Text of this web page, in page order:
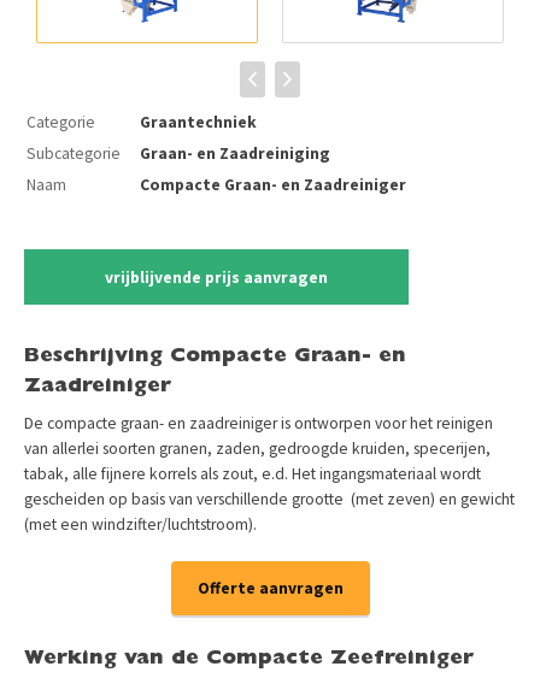
Categorie
Graantechniek
Subcategorie
Graan- en Zaadreiniging
Naam
Compacte Graan- en Zaadreiniger
vrijblijvende prijs aanvragen
Beschrijving Compacte Graan- en
Zaadreiniger
De compacte graan- en zaadreiniger is ontworpen voor het reinigen
van allerlei soorten granen, zaden, gedroogde kruiden, specerijen,
tabak, alle fijnere korrels als zout, e.d. Het ingangsmateriaal wordt
gescheiden op basis van verschillende grootte (met zeven) en gewicht
(met een windzifter/luchtstroom).
Offerte aanvragen
Werking van de Compacte Zeefreiniger